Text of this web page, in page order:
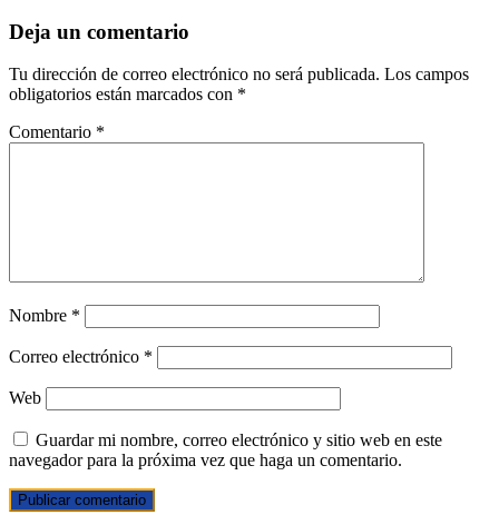
Deja un comentario
Tu dirección de correo electrónico no será publicada. Los campos
obligatorios están marcados con *
Comentario *
Nombre *
Correo electrónico *
Web
Guardar mi nombre, correo electrónico y sitio web en este
navegador para la próxima vez que haga un comentario.